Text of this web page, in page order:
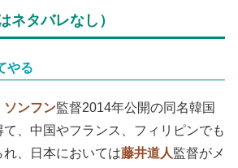
ネタバレなし）
やる
ソンフン監督2014年公開の同名韓国
、中国やフランス、フィリピンでも
れ、日本においては藤井道人監督がメ